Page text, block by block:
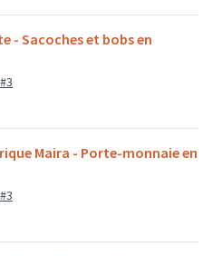
- Sacoches et bobs en
Maira - Porte-monnaie en